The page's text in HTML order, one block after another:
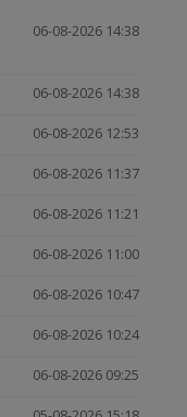
06-08-2026 14:38
06-08-2026 14:38
06-08-2026 12:53
06-08-2026 11:37
06-08-2026 11:21
06-08-2026 11:00
06-08-2026 10:47
06-08-2026 10:24
06-08-2026 09:25